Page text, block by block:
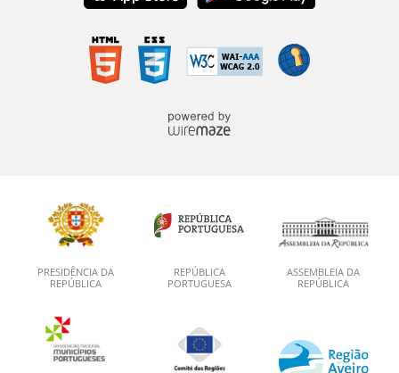
PRESIDÊNCIA DA
REPÚBLICA
REPÚBLICA
PORTUGUESA
ASSEMBLEIA DA
REPÚBLICA